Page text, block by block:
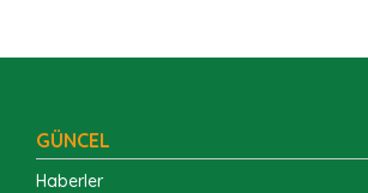
GÜNCEL
Haberler